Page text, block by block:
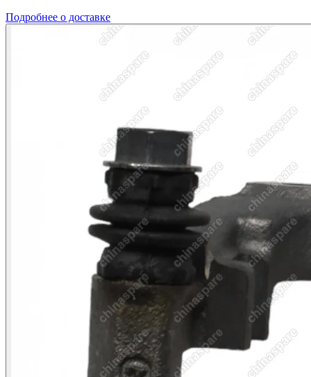
Подробнее о доставке